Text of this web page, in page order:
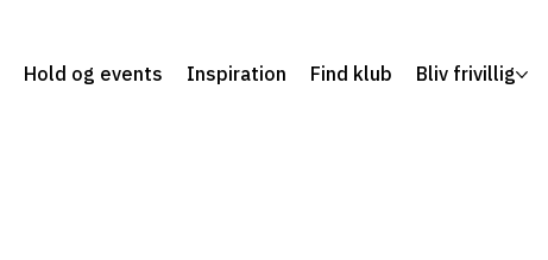
Hold og events Inspiration Find klub Bliv frivillig